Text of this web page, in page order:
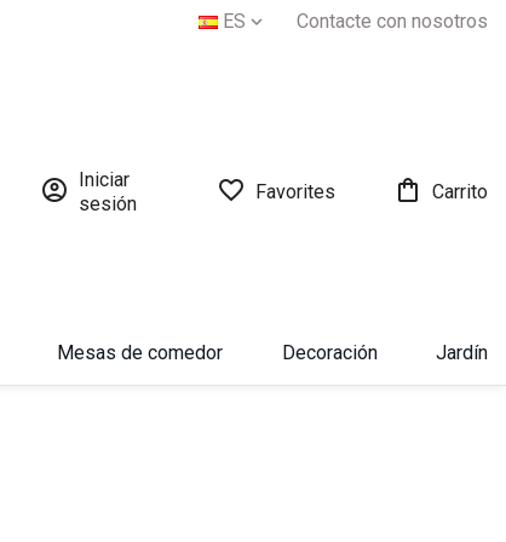
ES  Contacte con nosotros
 Iniciar
sesión
 Favorites  Carrito
Mesas de comedor Decoración Jardín